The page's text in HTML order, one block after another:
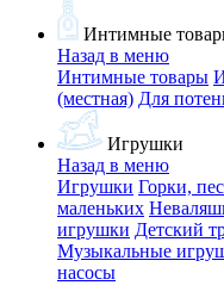
Интимные
Назад в меню
Интимные товары
(местная) Для
Игрушки
Назад в меню
Игрушки Горки,
маленьких
игрушки Детский
Музыкальные
насосы